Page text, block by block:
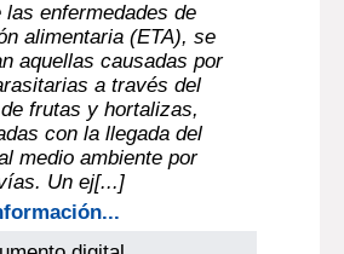
las enfermedades de
alimentaria (ETA), se
aquellas causadas por
a través del
frutas y hortalizas,
con la llegada del
medio ambiente por
Un ej[...]